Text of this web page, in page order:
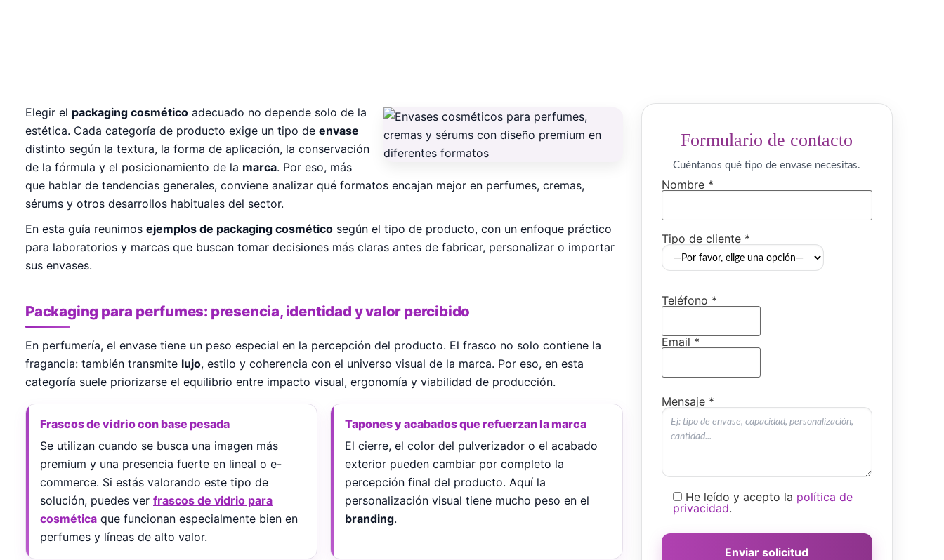
Elegir el packaging cosmético adecuado no depende solo de la
estética. Cada categoría de producto exige un tipo de envase
distinto según la textura, la forma de aplicación, la conservación
de la fórmula y el posicionamiento de la marca. Por eso, más
que hablar de tendencias generales, conviene analizar qué formatos encajan mejor en perfumes, cremas,
sérums y otros desarrollos habituales del sector.
En esta guía reunimos ejemplos de packaging cosmético según el tipo de producto, con un enfoque práctico
para laboratorios y marcas que buscan tomar decisiones más claras antes de fabricar, personalizar o importar
sus envases.
Packaging para perfumes: presencia, identidad y valor percibido
En perfumería, el envase tiene un peso especial en la percepción del producto. El frasco no solo contiene la
fragancia: también transmite lujo, estilo y coherencia con el universo visual de la marca. Por eso, en esta
categoría suele priorizarse el equilibrio entre impacto visual, ergonomía y viabilidad de producción.
Frascos de vidrio con base pesada
Se utilizan cuando se busca una imagen más
premium y una presencia fuerte en lineal o e-
commerce. Si estás valorando este tipo de
solución, puedes ver frascos de vidrio para
cosmética que funcionan especialmente bien en
perfumes y líneas de alto valor.
Tapones y acabados que refuerzan la marca
El cierre, el color del pulverizador o el acabado
exterior pueden cambiar por completo la
percepción final del producto. Aquí la
personalización visual tiene mucho peso en el
branding.
Formulario de contacto
Cuéntanos qué tipo de envase necesitas.
Nombre *
Tipo de cliente *
Teléfono *
Email *
Mensaje *
He leído y acepto la política de
privacidad.